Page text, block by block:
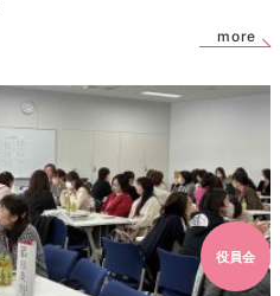
more
役員会